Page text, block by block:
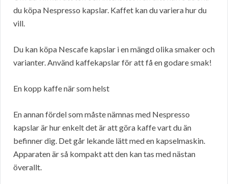
du köpa Nespresso kapslar. Kaffet kan du variera hur du
vill.
Du kan köpa Nescafe kapslar i en mängd olika smaker och
varianter. Använd kaffekapslar för att få en godare smak!
En kopp kaffe när som helst
En annan fördel som måste nämnas med Nespresso
kapslar är hur enkelt det är att göra kaffe vart du än
befinner dig. Det går lekande lätt med en kapselmaskin.
Apparaten är så kompakt att den kan tas med nästan
överallt.